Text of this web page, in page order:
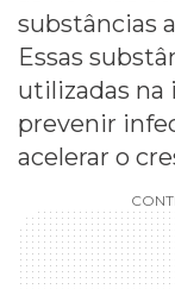
substâncias
Essas
utilizadas na
prevenir
acelerar o